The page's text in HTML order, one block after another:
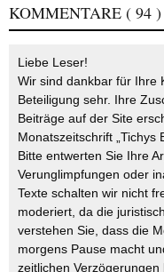
KOMMENTARE ( 94 )
Liebe Leser!
Wir sind dankbar für Ihre
Beteiligung sehr. Ihre
Beiträge auf der Site
Monatszeitschrift „Tichys
Bitte entwerten Sie Ihre
Verunglimpfungen oder
Texte schalten wir nicht
moderiert, da die
verstehen Sie, dass die
morgens Pause macht
zeitlichen